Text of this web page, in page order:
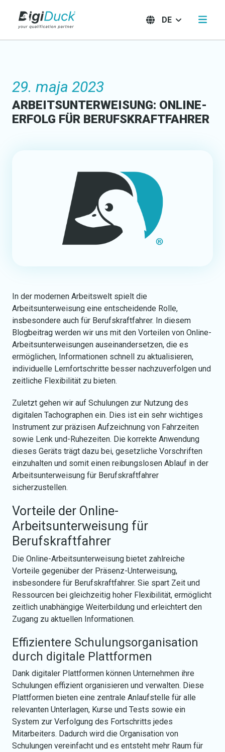
DE
29. maja 2023
ARBEITSUNTERWEISUNG: ONLINE-
ERFOLG FÜR BERUFSKRAFTFAHRER
In der modernen Arbeitswelt spielt die
Arbeitsunterweisung eine entscheidende Rolle,
insbesondere auch für Berufskraftfahrer. In diesem
Blogbeitrag werden wir uns mit den Vorteilen von Online-
Arbeitsunterweisungen auseinandersetzen, die es
ermöglichen, Informationen schnell zu aktualisieren,
individuelle Lernfortschritte besser nachzuverfolgen und
zeitliche Flexibilität zu bieten.
Zuletzt gehen wir auf Schulungen zur Nutzung des
digitalen Tachographen ein. Dies ist ein sehr wichtiges
Instrument zur präzisen Aufzeichnung von Fahrzeiten
sowie Lenk und-Ruhezeiten. Die korrekte Anwendung
dieses Geräts trägt dazu bei, gesetzliche Vorschriften
einzuhalten und somit einen reibungslosen Ablauf in der
Arbeitsunterweisung für Berufskraftfahrer
sicherzustellen.
Vorteile der Online-
Arbeitsunterweisung für
Berufskraftfahrer
Die Online-Arbeitsunterweisung bietet zahlreiche
Vorteile gegenüber der Präsenz-Unterweisung,
insbesondere für Berufskraftfahrer. Sie spart Zeit und
Ressourcen bei gleichzeitig hoher Flexibilität, ermöglicht
zeitlich unabhängige Weiterbildung und erleichtert den
Zugang zu aktuellen Informationen.
Effizientere Schulungsorganisation
durch digitale Plattformen
Dank digitaler Plattformen können Unternehmen ihre
Schulungen effizient organisieren und verwalten. Diese
Plattformen bieten eine zentrale Anlaufstelle für alle
relevanten Unterlagen, Kurse und Tests sowie ein
System zur Verfolgung des Fortschritts jedes
Mitarbeiters. Dadurch wird die Organisation von
Schulungen vereinfacht und es entsteht mehr Raum für